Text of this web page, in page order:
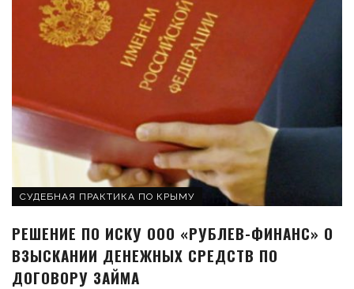
СУДЕБНАЯ ПРАКТИКА ПО КРЫМУ
РЕШЕНИЕ ПО ИСКУ ООО «РУБЛЕВ-ФИНАНС» О
ВЗЫСКАНИИ ДЕНЕЖНЫХ СРЕДСТВ ПО
ДОГОВОРУ ЗАЙМА